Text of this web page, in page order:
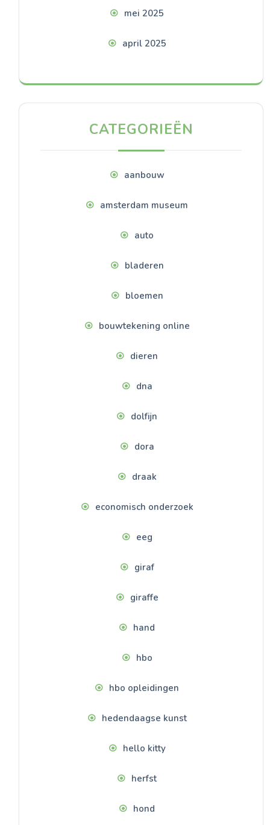
mei 2025
april 2025
CATEGORIEËN
aanbouw
amsterdam museum
auto
bladeren
bloemen
bouwtekening online
dieren
dna
dolfijn
dora
draak
economisch onderzoek
eeg
giraf
giraffe
hand
hbo
hbo opleidingen
hedendaagse kunst
hello kitty
herfst
hond